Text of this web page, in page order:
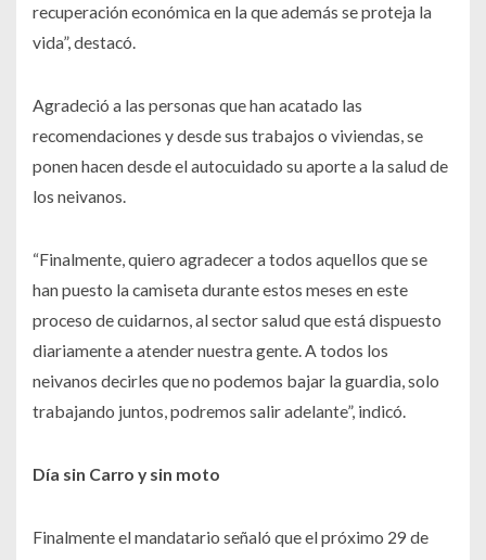
recuperación económica en la que además se proteja la
vida”, destacó.
Agradeció a las personas que han acatado las
recomendaciones y desde sus trabajos o viviendas, se
ponen hacen desde el autocuidado su aporte a la salud de
los neivanos.
“Finalmente, quiero agradecer a todos aquellos que se
han puesto la camiseta durante estos meses en este
proceso de cuidarnos, al sector salud que está dispuesto
diariamente a atender nuestra gente. A todos los
neivanos decirles que no podemos bajar la guardia, solo
trabajando juntos, podremos salir adelante”, indicó.
Día sin Carro y sin moto
Finalmente el mandatario señaló que el próximo 29 de